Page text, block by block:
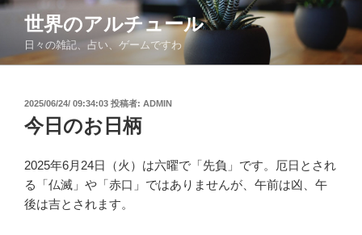
コ
ン
世界のアルチュール
日々の雑記、占い、ゲームですわ
投
稿
日:
2025/06/24/ 09:34:03 投稿者: ADMIN
今日のお日柄
2025年6月24日（火）は六曜で「先負」です。厄日とされ
る「仏滅」や「赤口」ではありませんが、午前は凶、午
後は吉とされます。